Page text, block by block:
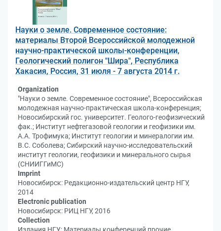
Науки о земле. Современное состояние:
материалы Второй Всероссийской молодежной
научно-практической школы-конференции,
Геологический полигон "Шира", Республика
Хакасия, Россия, 31 июля - 7 августа 2014 г.
Organization
"Науки о земле. Современное состояние", Всероссийская
молодежная научно-практическая школа-конференция;
Новосибирский гос. университет. Геолого-геофизический
фак.; Институт нефтегазовой геологии и геофизики им.
А.А. Трофимука; Институт геологии и минералогии им.
В.С. Соболева; Сибирский научно-исследовательский
институт геологии, геофизики и минерального сырья
(СНИИГГиМС)
Imprint
Новосибирск: Редакционно-издательский центр НГУ,
2014
Electronic publication
Новосибирск: РИЦ НГУ, 2016
Collection